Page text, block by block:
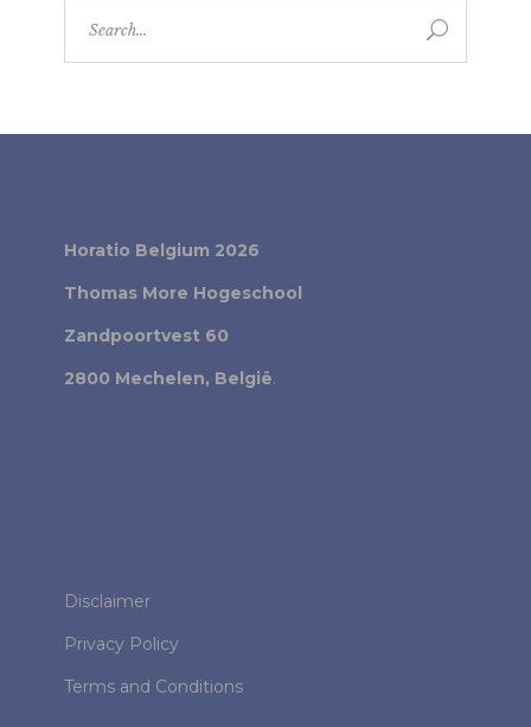
Horatio Belgium 2026
Thomas More Hogeschool
Zandpoortvest 60
2800 Mechelen, België.
Disclaimer
Privacy Policy
Terms and Conditions